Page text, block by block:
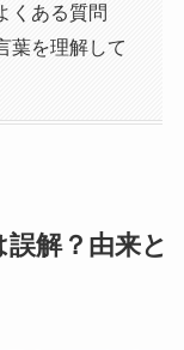
くある質問
葉を理解して
解？由来と